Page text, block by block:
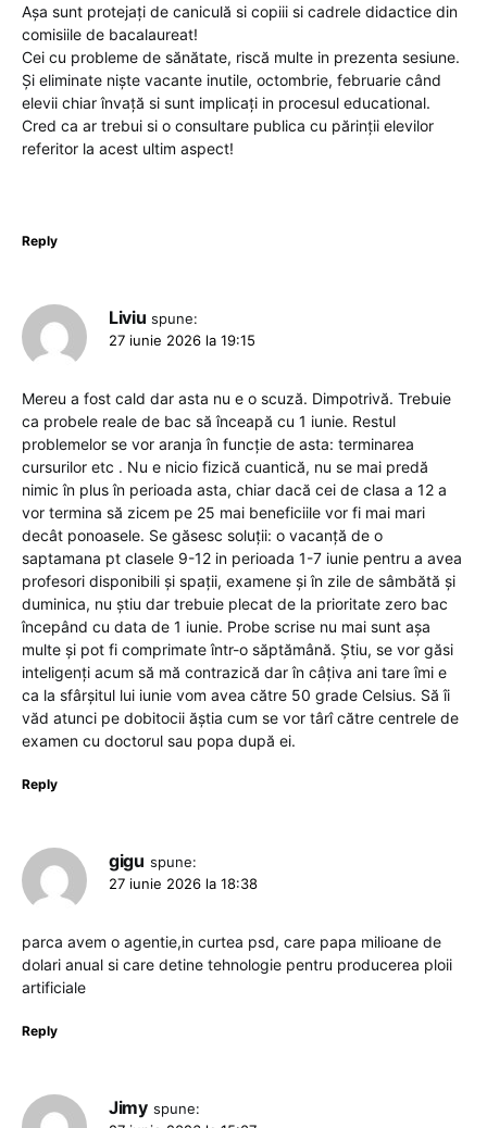
Așa sunt protejați de caniculă si copiii si cadrele didactice din
comisiile de bacalaureat!
Cei cu probleme de sănătate, riscă multe in prezenta sesiune.
Și eliminate niște vacante inutile, octombrie, februarie când
elevii chiar învață si sunt implicați in procesul educational.
Cred ca ar trebui si o consultare publica cu părinții elevilor
referitor la acest ultim aspect!
Reply
Liviu spune:
27 iunie 2026 la 19:15
Mereu a fost cald dar asta nu e o scuză. Dimpotrivă. Trebuie
ca probele reale de bac să înceapă cu 1 iunie. Restul
problemelor se vor aranja în funcție de asta: terminarea
cursurilor etc . Nu e nicio fizică cuantică, nu se mai predă
nimic în plus în perioada asta, chiar dacă cei de clasa a 12 a
vor termina să zicem pe 25 mai beneficiile vor fi mai mari
decât ponoasele. Se găsesc soluții: o vacanță de o
saptamana pt clasele 9-12 in perioada 1-7 iunie pentru a avea
profesori disponibili și spații, examene și în zile de sâmbătă și
duminica, nu știu dar trebuie plecat de la prioritate zero bac
începând cu data de 1 iunie. Probe scrise nu mai sunt așa
multe și pot fi comprimate într-o săptămână. Știu, se vor găsi
inteligenți acum să mă contrazică dar în câțiva ani tare îmi e
ca la sfârșitul lui iunie vom avea către 50 grade Celsius. Să îi
văd atunci pe dobitocii ăștia cum se vor târî către centrele de
examen cu doctorul sau popa după ei.
Reply
gigu spune:
27 iunie 2026 la 18:38
parca avem o agentie,in curtea psd, care papa milioane de
dolari anual si care detine tehnologie pentru producerea ploii
artificiale
Reply
Jimy spune: